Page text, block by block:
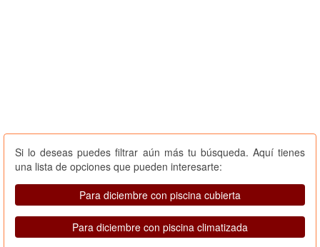
Si lo deseas puedes filtrar aún más tu búsqueda. Aquí tienes
una lista de opciones que pueden interesarte:
Para diciembre con piscina cubierta
Para diciembre con piscina climatizada